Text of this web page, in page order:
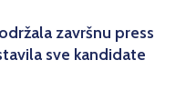
završnu press
sve kandidate